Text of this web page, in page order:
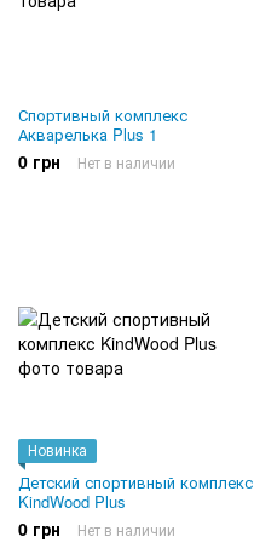
Спортивный комплекс
Акварелька Plus 1
0 грн Нет в наличии
Новинка
Детский спортивный комплекс
KindWood Plus
0 грн Нет в наличии